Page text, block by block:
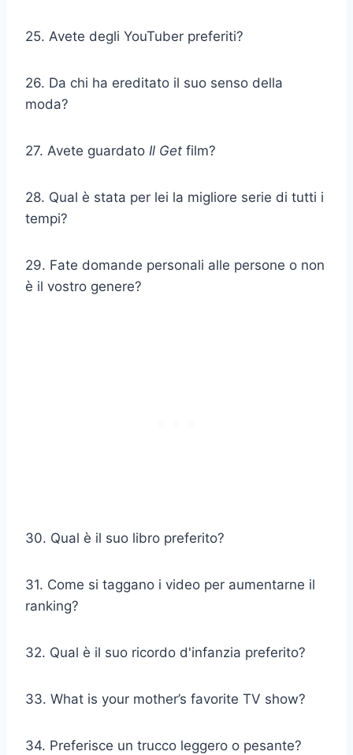
25. Avete degli YouTuber preferiti?
26. Da chi ha ereditato il suo senso della
moda?
27. Avete guardato Il Get film?
28. Qual è stata per lei la migliore serie di tutti i
tempi?
29. Fate domande personali alle persone o non
è il vostro genere?
30. Qual è il suo libro preferito?
31. Come si taggano i video per aumentarne il
ranking?
32. Qual è il suo ricordo d'infanzia preferito?
33. What is your mother’s favorite TV show?
34. Preferisce un trucco leggero o pesante?